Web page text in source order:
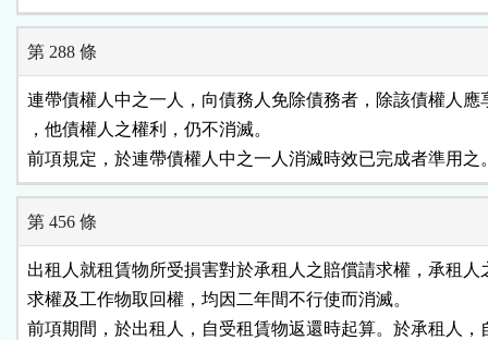
第 288 條
連帶債權人中之一人，向債務人免除債務者，除該債權人應
，他債權人之權利，仍不消滅。
前項規定，於連帶債權人中之一人消滅時效已完成者準用之
第 456 條
出租人就租賃物所受損害對於承租人之賠償請求權，承租人
求權及工作物取回權，均因二年間不行使而消滅。
前項期間，於出租人，自受租賃物返還時起算。於承租人，